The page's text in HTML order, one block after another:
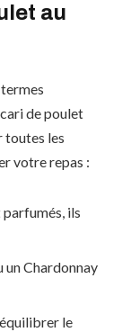
au
de poulet
toutes les
votre repas :
ils
un Chardonnay
le